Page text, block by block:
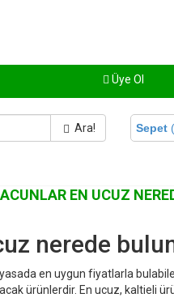
Üye Ol
Ara! Sepet
EN UCUZ
nerede
en uygun fiyatlarla
ürünlerdir. En ucuz, kaltieli